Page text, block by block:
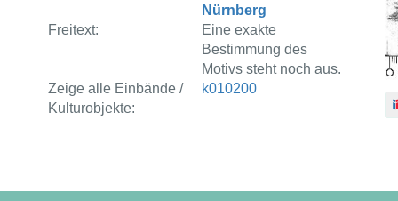
Nürnberg
Freitext:
Eine exakte
Bestimmung des
Motivs steht noch aus.
Zeige alle Einbände /
Kulturobjekte:
k010200